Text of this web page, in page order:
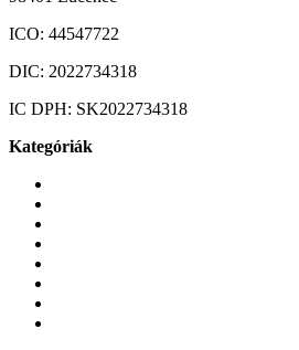
ICO: 44547722
DIC: 2022734318
IC DPH: SK2022734318
Kategóriák